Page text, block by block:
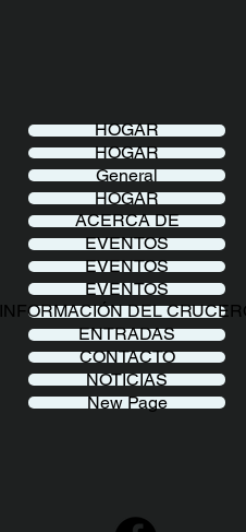
HOGAR
HOGAR
General
HOGAR
ACERCA DE
EVENTOS
EVENTOS
EVENTOS
INFORMACIÓN DEL
ENTRADAS
CONTACTO
NOTICIAS
New Page